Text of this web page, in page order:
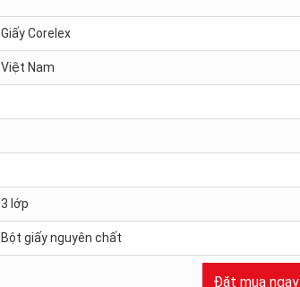
Giấy Corelex
Việt Nam
3 lớp
Bột giấy nguyên chất
Đặt mua ngay